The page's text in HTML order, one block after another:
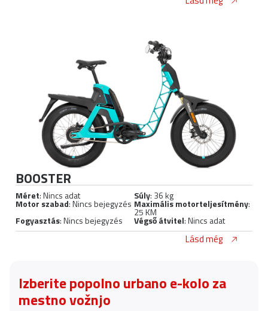
BOOSTER
Méret: Nincs adat Súly: 36 kg
Motor szabad: Nincs bejegyzés Maximális motorteljesítmény:
25 KM
Fogyasztás: Nincs bejegyzés Végső átvitel: Nincs adat
Lásd még
Izberite popolno urbano e-kolo za
mestno vožnjo